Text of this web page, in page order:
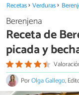
Recetas Verduras
Berenjena
Receta de
picada y
PorOlga Gallego,